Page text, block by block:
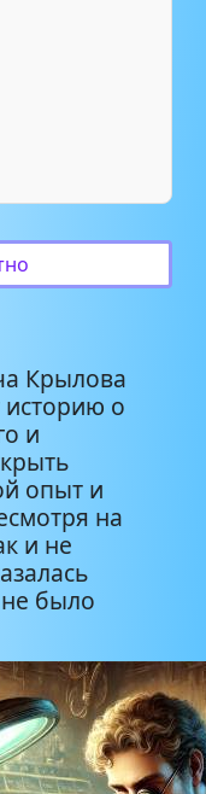
Крылова
историю о
и
опыт и
на
и не
было